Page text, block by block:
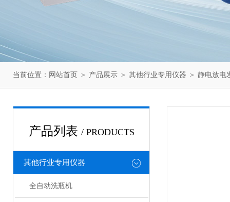
当前位置： 网站首页 ＞ 产品展示 ＞ 其他行业专用仪器 ＞ 静电放电
产品列表 / PRODUCTS
其他行业专用仪器
全自动洗瓶机